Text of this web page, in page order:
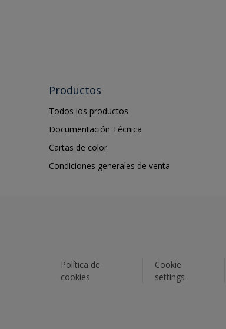
Productos
Todos los productos
Documentación Técnica
Cartas de color
Condiciones generales de venta
Política de
cookies
Cookie
settings